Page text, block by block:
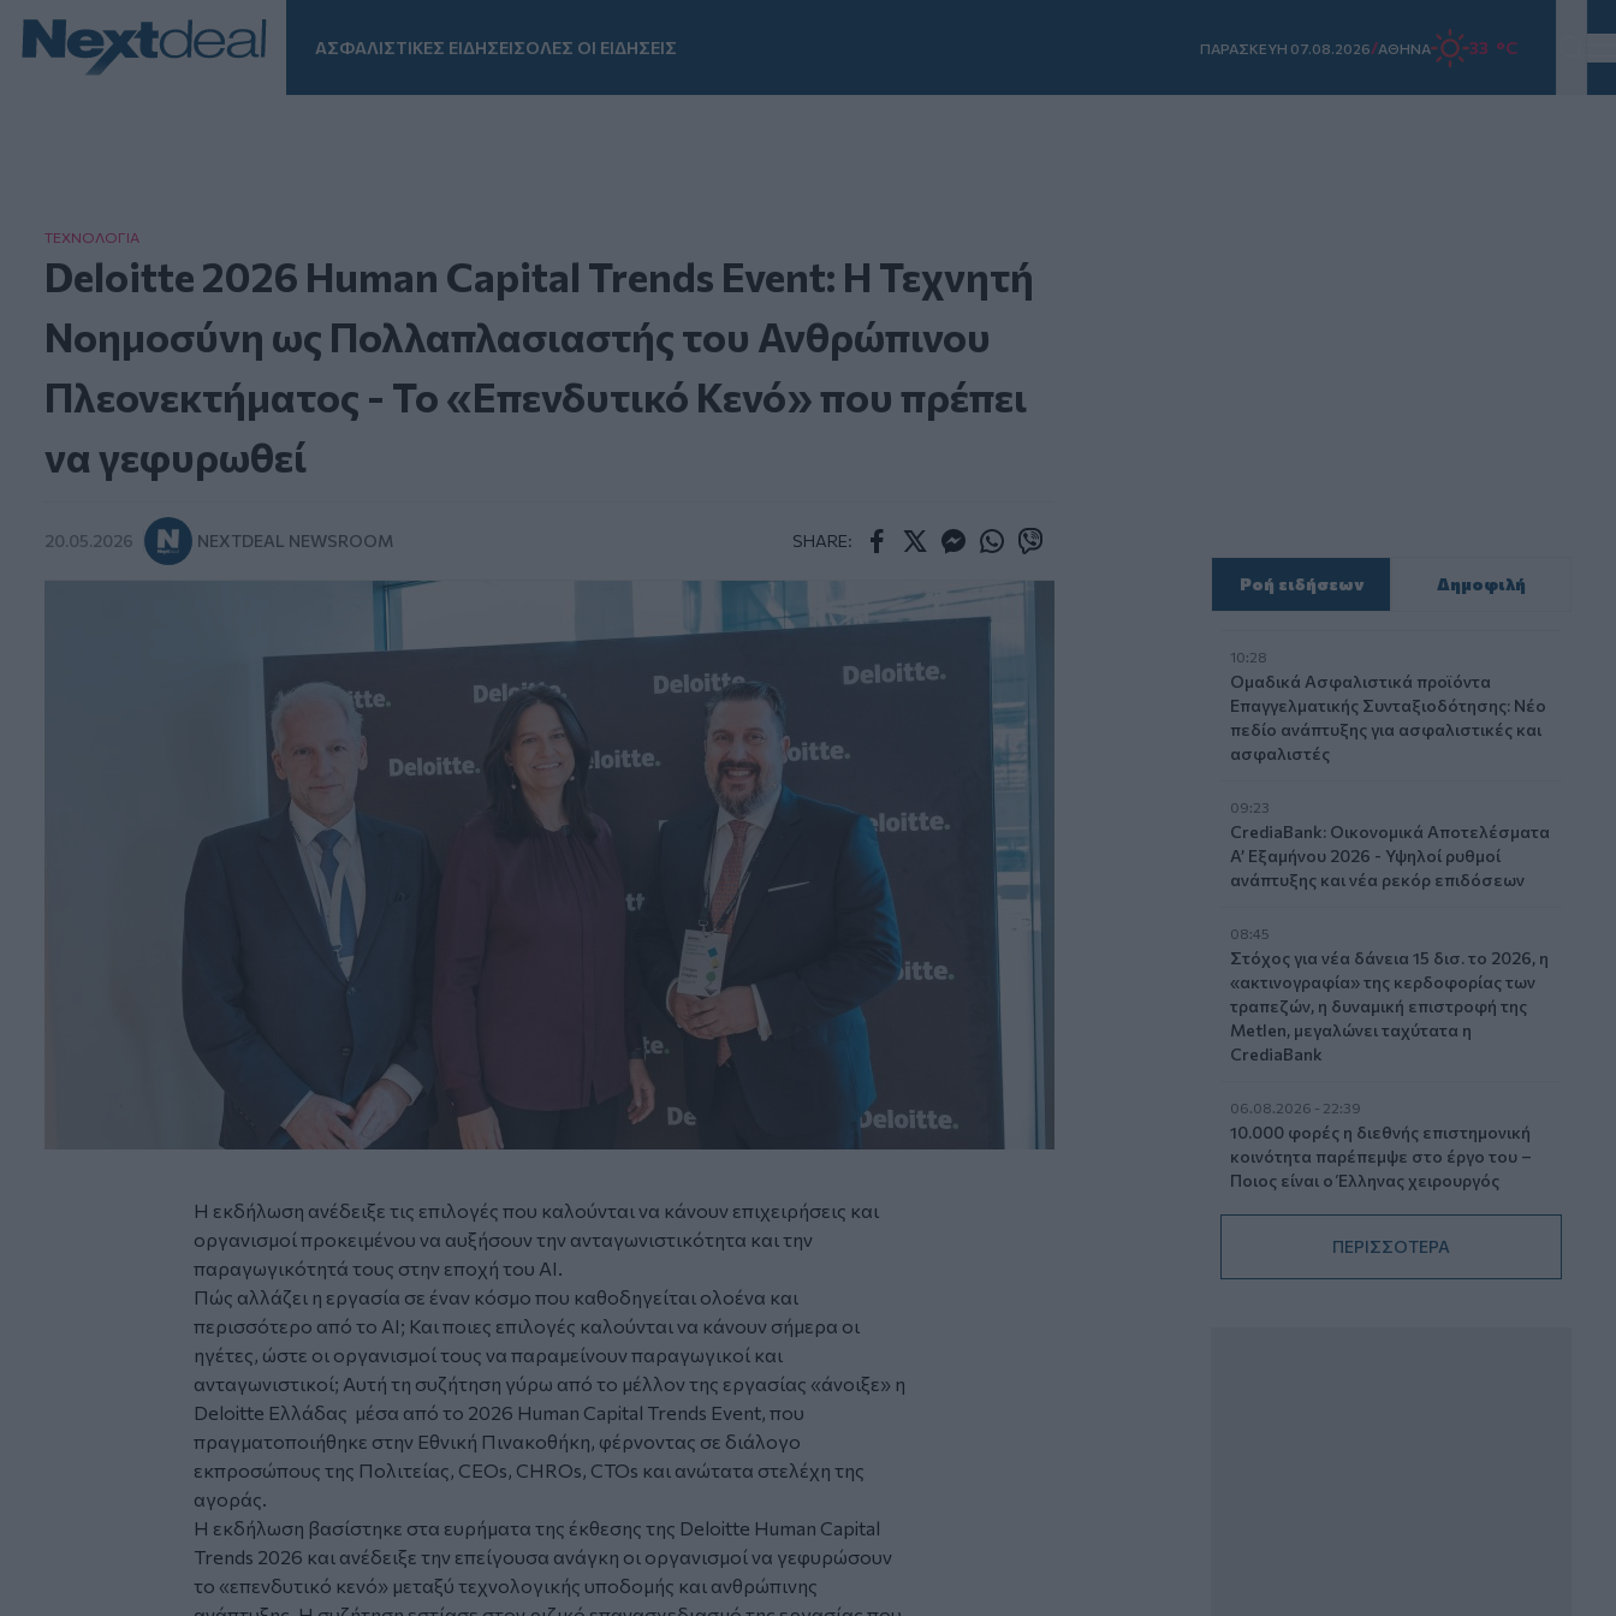
ΑΣΦΑΛΙΣΤΙΚΕΣ ΕΙΔΗΣΕΙΣΟΛΕΣ ΟΙ ΕΙΔΗΣΕΙΣ ΠΑΡΑΣΚΕΥΗ 07.08.2026/ΑΘΗΝΑ 33 °C
ΤΕΧΝΟΛΟΓΙΑ
Deloitte 2026 Human Capital Trends Event: Η Τεχνητή
Νοημοσύνη ως Πολλαπλασιαστής του Ανθρώπινου
Πλεονεκτήματος - Το «Επενδυτικό Κενό» που πρέπει
να γεφυρωθεί
20.05.2026 NEXTDEAL NEWSROOM SHARE:
Η εκδήλωση ανέδειξε τις επιλογές που καλούνται να κάνουν επιχειρήσεις και
οργανισμοί προκειμένου να αυξήσουν την ανταγωνιστικότητα και την
παραγωγικότητά τους στην εποχή του ΑΙ.
Πώς αλλάζει η εργασία σε έναν κόσμο που καθοδηγείται ολοένα και
περισσότερο από το AI; Και ποιες επιλογές καλούνται να κάνουν σήμερα οι
ηγέτες, ώστε οι οργανισμοί τους να παραμείνουν παραγωγικοί και
ανταγωνιστικοί; Αυτή τη συζήτηση γύρω από το μέλλον της εργασίας «άνοιξε» η
Deloitte Ελλάδας μέσα από το 2026 Human Capital Trends Event, που
πραγματοποιήθηκε στην Εθνική Πινακοθήκη, φέρνοντας σε διάλογο
εκπροσώπους της Πολιτείας, CEOs, CHROs, CTOs και ανώτατα στελέχη της
αγοράς.
Η εκδήλωση βασίστηκε στα ευρήματα της έκθεσης της Deloitte Human Capital
Trends 2026 και ανέδειξε την επείγουσα ανάγκη οι οργανισμοί να γεφυρώσουν
το «επενδυτικό κενό» μεταξύ τεχνολογικής υποδομής και ανθρώπινης
Ροή ειδήσεων Δημοφιλή
10:28
Ομαδικά Ασφαλιστικά προϊόντα
Επαγγελματικής Συνταξιοδότησης: Νέο
πεδίο ανάπτυξης για ασφαλιστικές και
ασφαλιστές
09:23
CrediaBank: Οικονομικά Αποτελέσματα
A’ Εξαμήνου 2026 - Υψηλοί ρυθμοί
ανάπτυξης και νέα ρεκόρ επιδόσεων
08:45
Στόχος για νέα δάνεια 15 δισ. το 2026, η
«ακτινογραφία» της κερδοφορίας των
τραπεζών, η δυναμική επιστροφή της
Metlen, μεγαλώνει ταχύτατα η
CrediaBank
06.08.2026 - 22:39
10.000 φορές η διεθνής επιστημονική
κοινότητα παρέπεμψε στο έργο του –
Ποιος είναι ο Έλληνας χειρουργός
06.08.2026 - 14:55
Μιχάλης Τάτσης, Insurance &
ΠΕΡΙΣΣΟΤΕΡΑ